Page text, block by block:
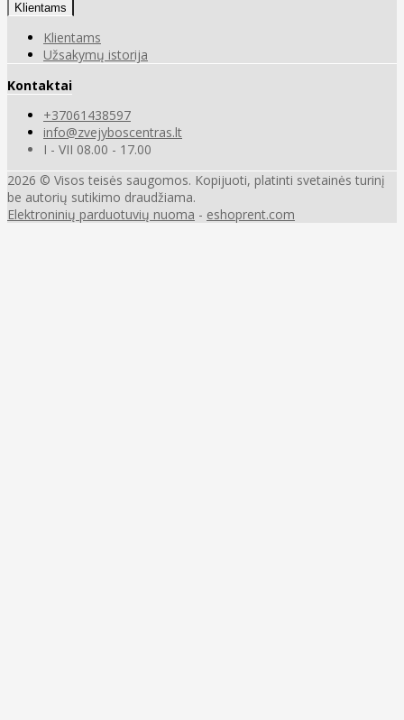
Klientams
Klientams
Užsakymų istorija
Kontaktai
+37061438597
info@zvejyboscentras.lt
I - VII 08.00 - 17.00
2026 © Visos teisės saugomos. Kopijuoti, platinti svetainės turinį
be autorių sutikimo draudžiama.
Elektroninių parduotuvių nuoma - eshoprent.com